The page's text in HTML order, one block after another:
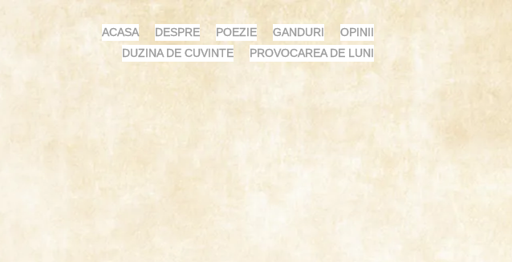
ACASA DESPRE POEZIE GANDURI
OPINII
DUZINA DE CUVINTE
PROVOCAREA DE LUNI